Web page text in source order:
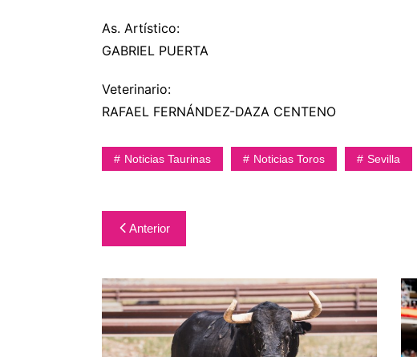
As. Artístico:
GABRIEL PUERTA
Veterinario:
RAFAEL FERNÁNDEZ-DAZA CENTENO
Noticias Taurinas Noticias Toros Sevilla
Navegación
de
entradas
Anterior